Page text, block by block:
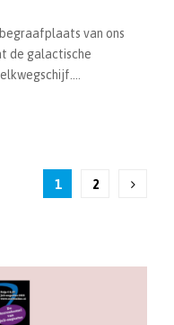
van ons
de galactische
1 2